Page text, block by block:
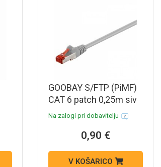
GOOBAY S/FTP (PiMF)
CAT 6 patch 0,25m siv
mrežni povezovalni
Na zalogi pri dobavitelju
0,90 €
V KOŠARICO